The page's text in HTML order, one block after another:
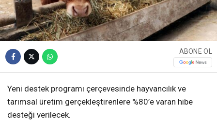
ABONE OL
Yeni destek programı çerçevesinde hayvancılık ve
tarımsal üretim gerçekleştirenlere %80’e varan hibe
desteği verilecek.